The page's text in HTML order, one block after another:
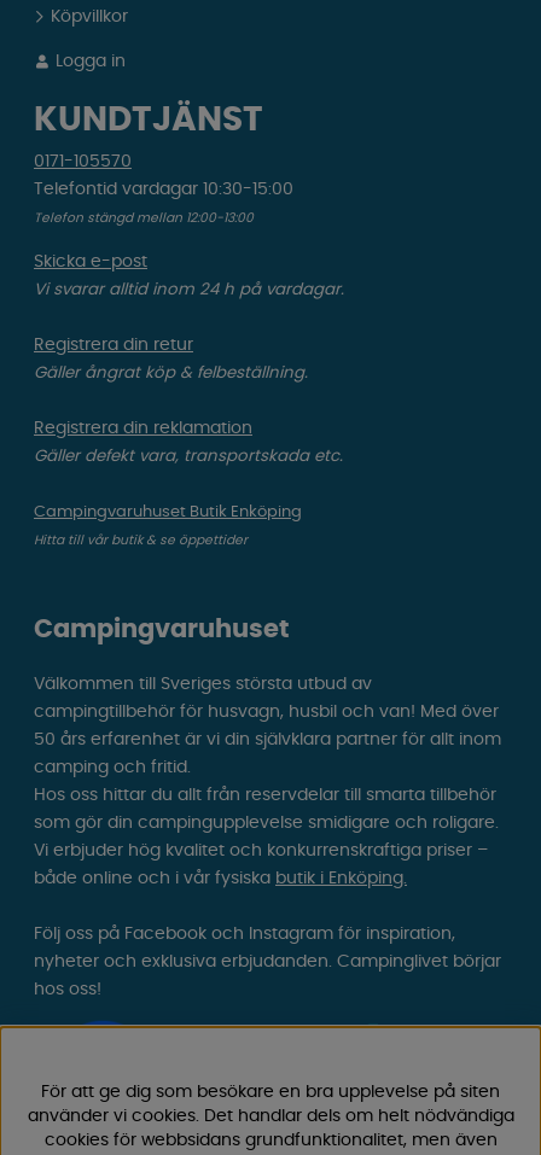
Köpvillkor
Logga in
KUNDTJÄNST
0171-105570
Telefontid vardagar 10:30-15:00
Telefon stängd mellan 12:00-13:00
Skicka e-post
Vi svarar alltid inom 24 h på vardagar.
Registrera din retur
Gäller ångrat köp & felbeställning.
Registrera din reklamation
Gäller defekt vara, transportskada etc.
Campingvaruhuset Butik Enköping
Hitta till vår butik & se öppettider
Campingvaruhuset
Välkommen till Sveriges största utbud av
campingtillbehör för husvagn, husbil och van! Med över
50 års erfarenhet är vi din självklara partner för allt inom
camping och fritid.
Hos oss hittar du allt från reservdelar till smarta tillbehör
som gör din campingupplevelse smidigare och roligare.
Vi erbjuder hög kvalitet och konkurrenskraftiga priser –
både online och i vår fysiska butik i Enköping.
Följ oss på Facebook och Instagram för inspiration,
nyheter och exklusiva erbjudanden. Campinglivet börjar
hos oss!
För att ge dig som besökare en bra upplevelse på siten
använder vi cookies. Det handlar dels om helt nödvändiga
cookies för webbsidans grundfunktionalitet, men även